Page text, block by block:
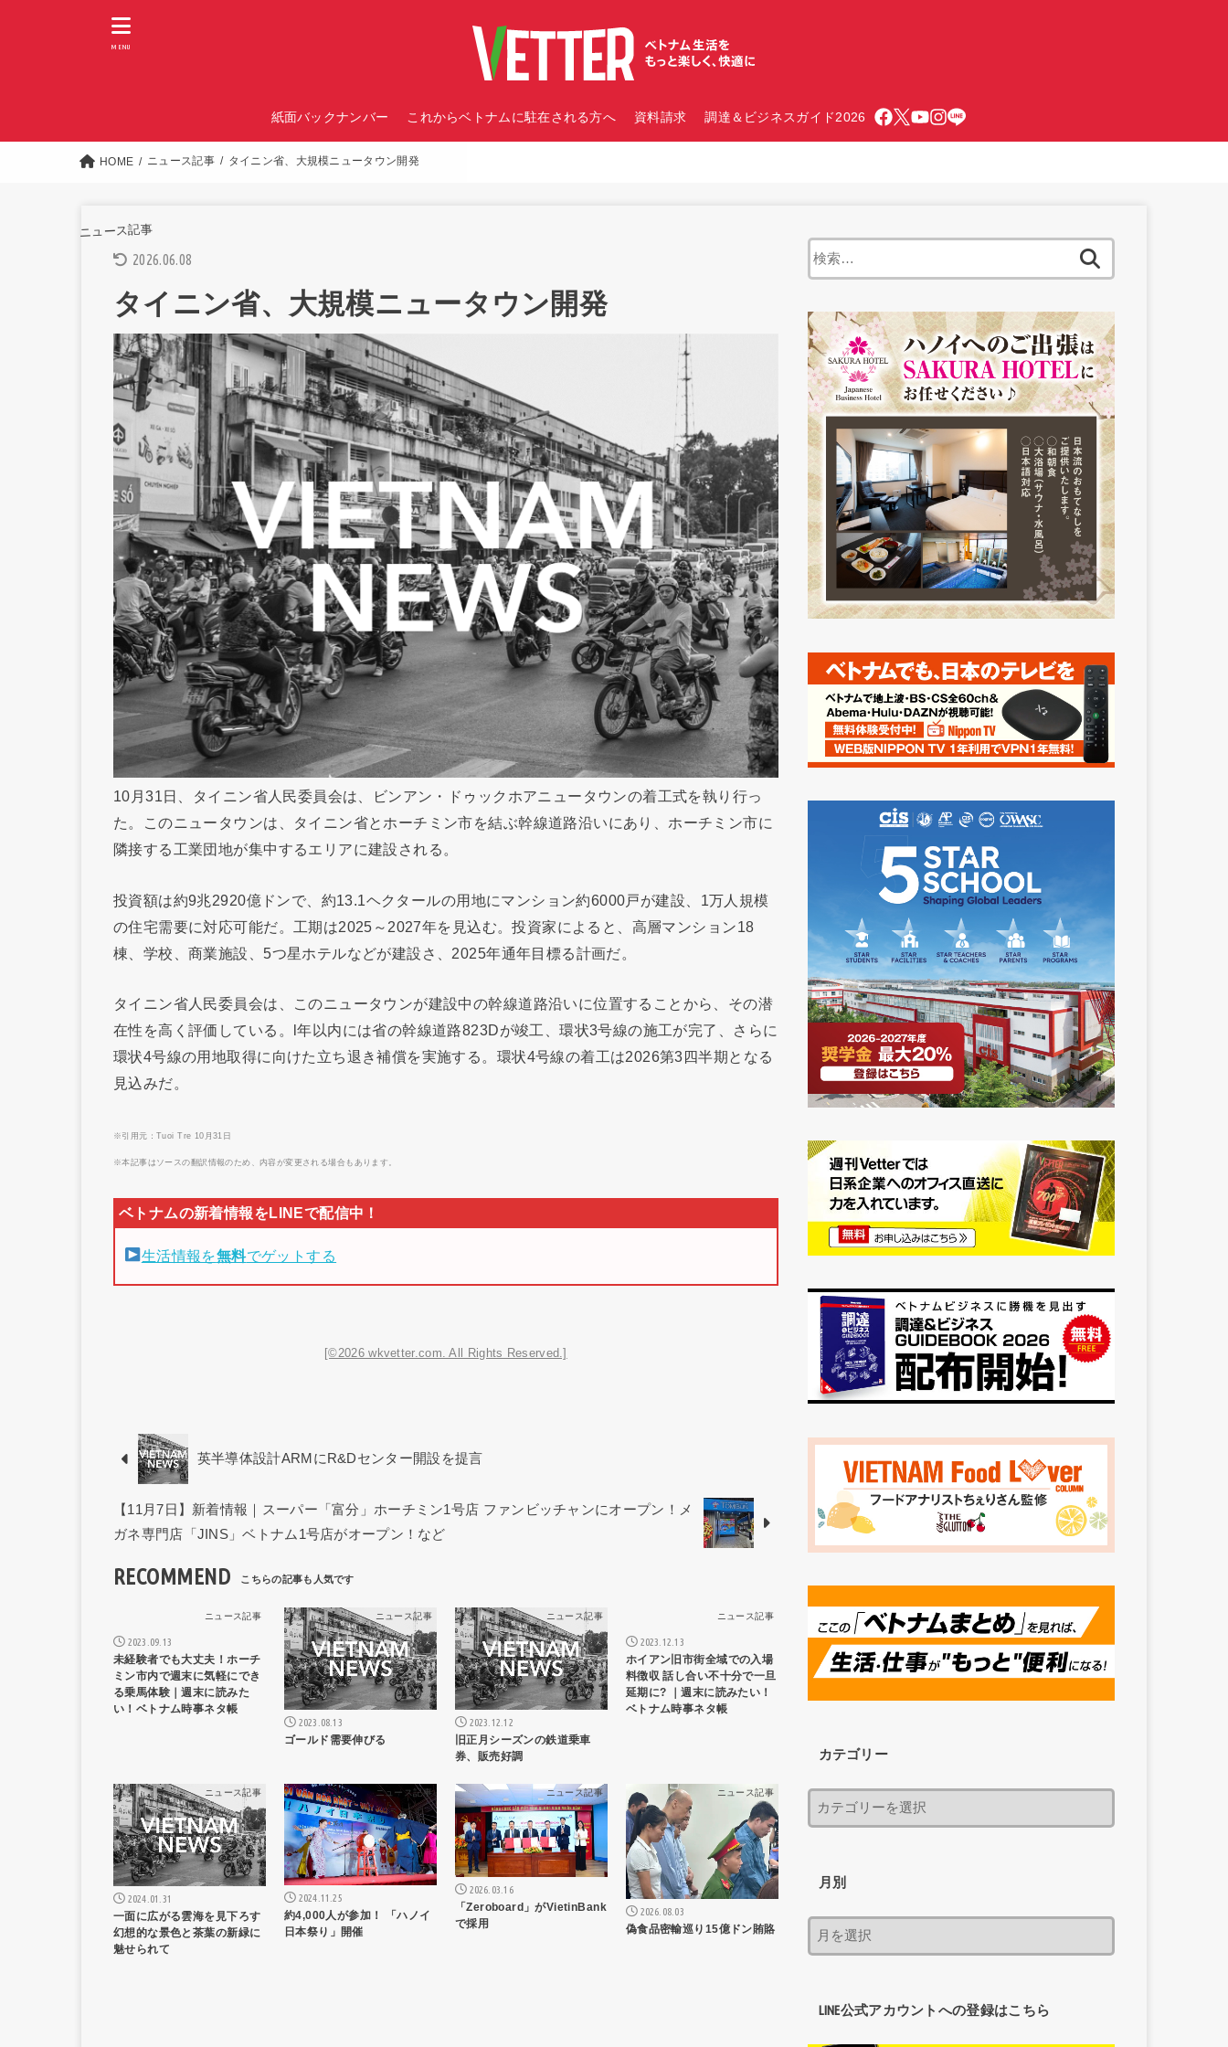
紙面バックナンバー これからベトナムに駐在される方へ 資料請求 調達＆ビジネスガイド2026
MENU
HOME ニュース記事 タイニン省、大規模ニュータウン開発
ニュース記事
2026.06.08
タイニン省、大規模ニュータウン開発
10月31日、タイニン省人民委員会は、ビンアン・ドゥックホアニュータウンの着工式を執り行っ
た。このニュータウンは、タイニン省とホーチミン市を結ぶ幹線道路沿いにあり、ホーチミン市に
隣接する工業団地が集中するエリアに建設される。
投資額は約9兆2920億ドンで、約13.1ヘクタールの用地にマンション約6000戸が建設、1万人規模
の住宅需要に対応可能だ。工期は2025～2027年を見込む。投資家によると、高層マンション18
棟、学校、商業施設、5つ星ホテルなどが建設さ、2025年通年目標る計画だ。
タイニン省人民委員会は、このニュータウンが建設中の幹線道路沿いに位置することから、その潜
在性を高く評価している。l年以内には省の幹線道路823Dが竣工、環状3号線の施工が完了、さらに
環状4号線の用地取得に向けた立ち退き補償を実施する。環状4号線の着工は2026第3四半期となる
見込みだ。
※引用元：Tuoi Tre 10月31日
※本記事はソースの翻訳情報のため、内容が変更される場合もあります。
生活情報を無料でゲットする
[©2026 wkvetter.com. All Rights Reserved.]
英半導体設計ARMにR&Dセンター開設を提言
【11月7日】新着情報｜スーパー「富分」ホーチミン1号店 ファンビッチャンにオープン！メ
ガネ専門店「JINS」ベトナム1号店がオープン！など
RECOMMEND
ニュース記事
2023.09.13
未経験者でも大丈夫！ホーチ
ミン市内で週末に気軽にでき
る乗馬体験｜週末に読みた
い！ベトナム時事ネタ帳
ニュース記事
2023.08.13
ゴールド需要伸びる
ニュース記事
2023.12.12
旧正月シーズンの鉄道乗車
券、販売好調
ニュース記事
2023.12.13
ホイアン旧市街全域での入場
料徴収 話し合い不十分で一旦
延期に? ｜週末に読みたい！
ベトナム時事ネタ帳
ニュース記事
2024.01.31
一面に広がる雲海を見下ろす
幻想的な景色と茶葉の新緑に
魅せられて
ニュース記事
2024.11.25
約4,000人が参加！ 「ハノイ
日本祭り」開催
ニュース記事
2026.03.16
「Zeroboard」がVietinBank
で採用
ニュース記事
2026.08.03
偽食品密輸巡り15億ドン賄賂
カテゴリー
月別
LINE公式アカウントへの登録はこちら